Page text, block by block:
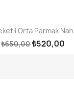
Hızlı Görünüm
Orta Parmak
₺650,00₺520,00